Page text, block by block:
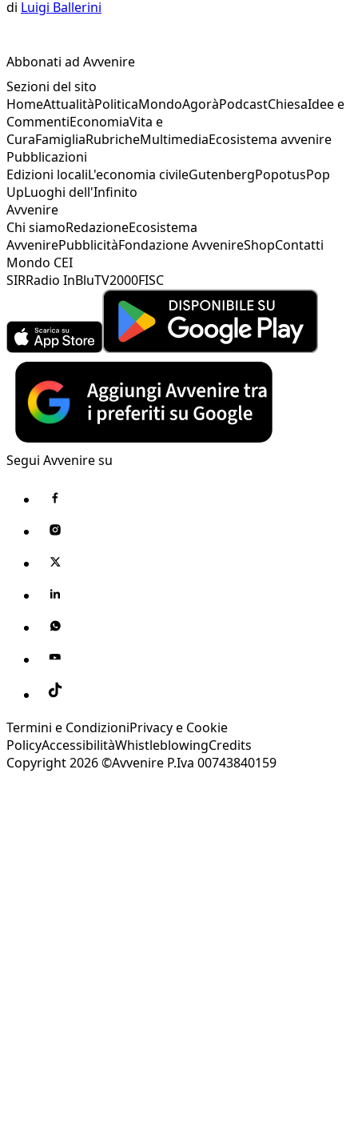
di Luigi Ballerini
Abbonati ad Avvenire
Sezioni del sito
HomeAttualitàPoliticaMondoAgoràPodcastChiesaIdee e
CommentiEconomiaVita e
CuraFamigliaRubricheMultimediaEcosistema avvenire
Pubblicazioni
Edizioni localiL'economia civileGutenbergPopotusPop
UpLuoghi dell'Infinito
Avvenire
Chi siamoRedazioneEcosistema
AvvenirePubblicitàFondazione AvvenireShopContatti
Mondo CEI
SIRRadio InBluTV2000FISC
Segui Avvenire su
Termini e CondizioniPrivacy e Cookie
PolicyAccessibilitàWhistleblowingCredits
Copyright 2026 ©Avvenire P.Iva 00743840159